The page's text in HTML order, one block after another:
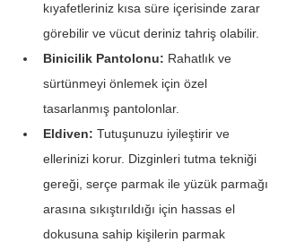
kıyafetleriniz kısa süre içerisinde zarar
görebilir ve vücut deriniz tahriş olabilir.
Binicilik Pantolonu: Rahatlık ve
sürtünmeyi önlemek için özel
tasarlanmış pantolonlar.
Eldiven: Tutuşunuzu iyileştirir ve
ellerinizi korur. Dizginleri tutma tekniği
gereği, serçe parmak ile yüzük parmağı
arasına sıkıştırıldığı için hassas el
dokusuna sahip kişilerin parmak